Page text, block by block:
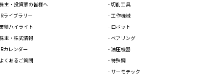
主・投資家の皆様へ
ライブラリー
績ハイライト
主・株式情報
カレンダー
くあるご質問
切削工具
工作機械
ロボット
ベアリング
油圧機器
特殊鋼
サーモテック